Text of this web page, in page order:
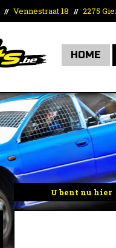
// Vennestraat 18 // 2275
HOME
U bent nu hier